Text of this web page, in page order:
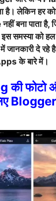
है। लेकिन हर
बना पाता है,
समस्या को
जानकारी दे
के बारे में।
फोटो